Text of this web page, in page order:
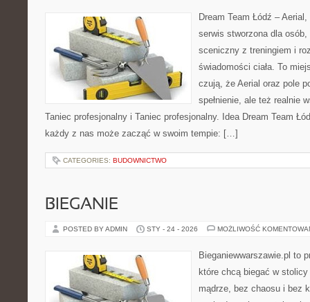
Dream Team Łódź –
serwis stworzona dla
sceniczny z treningiem i
świadomości ciała. To
czują, że Aerial oraz pole
spełnienie, ale też realnie
Taniec profesjonalny i Taniec profesjonalny. Idea Dream Team
każdy z nas może zacząć w swoim tempie: […]
CATEGORIES: BUDOWNICTWO
BIEGANIE
POSTED BY ADMIN STY - 24 - 2026 MOŻLIWOŚĆ
Bieganiewwarszawie.pl to
które chcą biegać w
mądrze, bez chaosu i bez